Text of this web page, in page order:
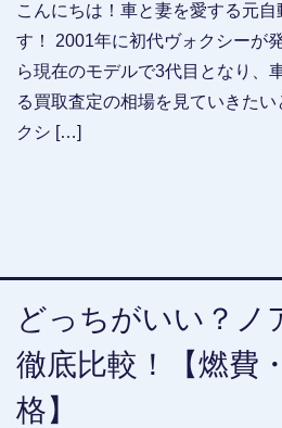
こんにちは！車と妻を愛する元
す！ 2001年に初代ヴォクシーが
ら現在のモデルで3代目となり、
る買取査定の相場を見ていきた
クシ […]
どっちがいい？ノ
徹底比較！【燃費
格】